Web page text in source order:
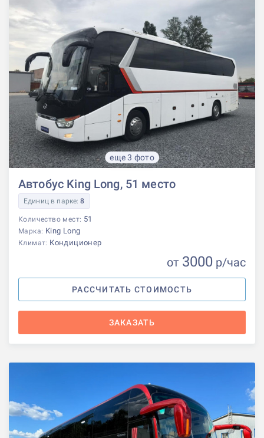
еще 3 фото
Автобус King Long, 51 место
Единиц в парке:8
Количество мест: 51
Марка: King Long
Климат: Кондиционер
от 3000 р/час
РАССЧИТАТЬ СТОИМОСТЬ
ЗАКАЗАТЬ